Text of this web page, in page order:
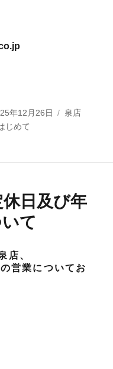
年12月26日
カ
泉店
じめて
休日及び年
て
店、
営業についてお